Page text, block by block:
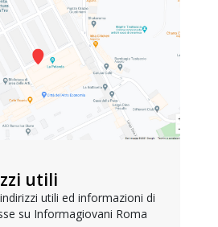
utili
utili ed informazioni di
su Informagiovani Roma